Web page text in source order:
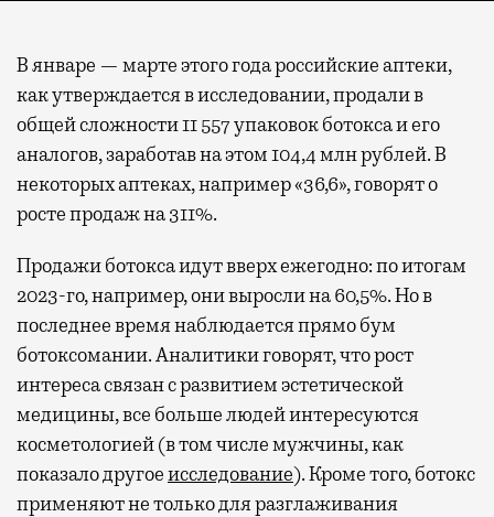
В январе — марте этого года российские аптеки,
как утверждается в исследовании, продали в
общей сложности 11 557 упаковок ботокса и его
аналогов, заработав на этом 104,4 млн рублей. В
некоторых аптеках, например «36,6», говорят о
росте продаж на 311%.
Продажи ботокса идут вверх ежегодно: по итогам
2023-го, например, они выросли на 60,5%. Но в
последнее время наблюдается прямо бум
ботоксомании. Аналитики говорят, что рост
интереса связан с развитием эстетической
медицины, все больше людей интересуются
косметологией (в том числе мужчины, как
показало другоеисследование). Кроме того, ботокс
применяют не только для разглаживания